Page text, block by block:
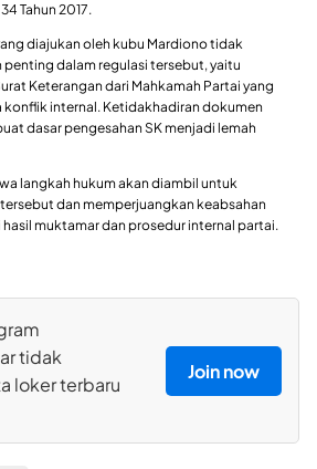
Tahun 2017.
diajukan oleh kubu Mardiono tidak
penting dalam regulasi tersebut, yaitu
Keterangan dari Mahkamah Partai yang
konflik internal. Ketidakhadiran dokumen
dasar pengesahan SK menjadi lemah
langkah hukum akan diambil untuk
dan memperjuangkan keabsahan
hasil muktamar dan prosedur internal partai.
tidak
loker terbaru
Join now